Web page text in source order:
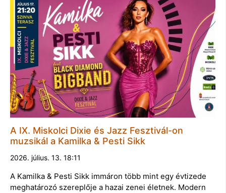
A IX. Miskolci Dixie és Jazz Fesztivál-on
muzsikál a Kamilka & Pesti Sikk
2026. július. 13. 18:11
A Kamilka & Pesti Sikk immáron több mint egy évtizede
meghatározó szereplője a hazai zenei életnek. Modern